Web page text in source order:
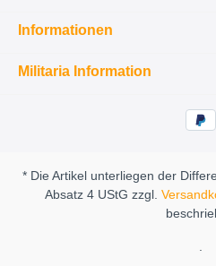
Informationen
Militaria Information
* Die Artikel unterliegen der
Absatz 4 UStG zzgl.
.